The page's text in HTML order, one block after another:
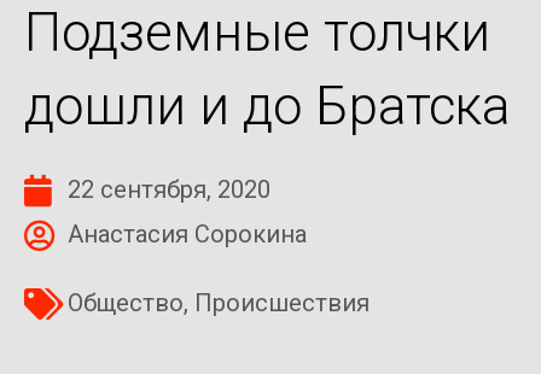
Подземные толчки
дошли и до Братска
22 сентября, 2020
Анастасия Сорокина
Общество, Происшествия